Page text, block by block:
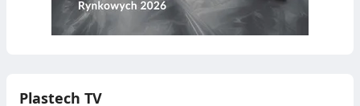
W
S
T
A
D
W
Plastech TV